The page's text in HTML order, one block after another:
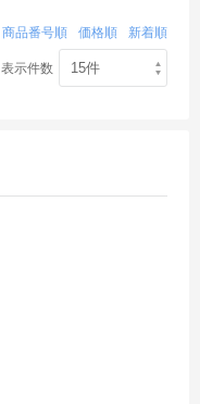
商品番号順 価格順 新着順
表示件数